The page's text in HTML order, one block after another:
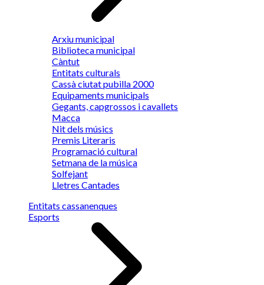
Arxiu municipal
Biblioteca municipal
Càntut
Entitats culturals
Cassà ciutat pubilla 2000
Equipaments municipals
Gegants, capgrossos i cavallets
Macca
Nit dels músics
Premis Literaris
Programació cultural
Setmana de la música
Solfejant
Lletres Cantades
Entitats cassanenques
Esports